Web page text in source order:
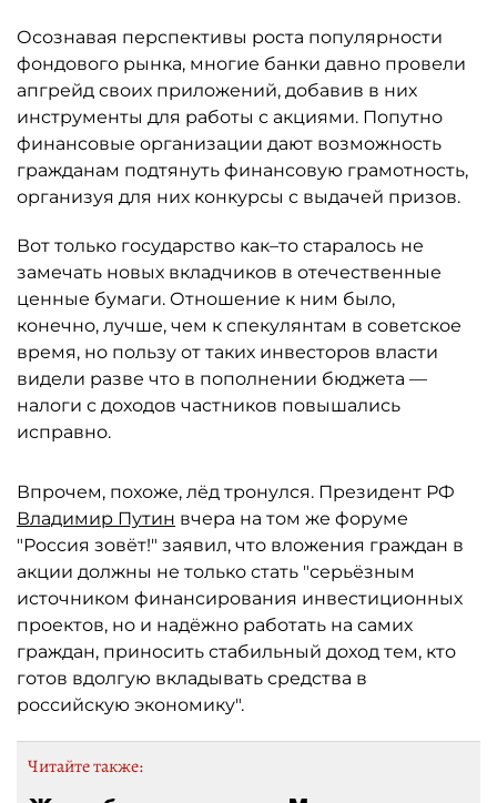
Осознавая перспективы роста популярности
фондового рынка, многие банки давно провели
апгрейд своих приложений, добавив в них
инструменты для работы с акциями. Попутно
финансовые организации дают возможность
гражданам подтянуть финансовую грамотность,
организуя для них конкурсы с выдачей призов.
Вот только государство как–то старалось не
замечать новых вкладчиков в отечественные
ценные бумаги. Отношение к ним было,
конечно, лучше, чем к спекулянтам в советское
время, но пользу от таких инвесторов власти
видели разве что в пополнении бюджета —
налоги с доходов частников повышались
исправно.
Впрочем, похоже, лёд тронулся. Президент РФ
Владимир Путин вчера на том же форуме
"Россия зовёт!" заявил, что вложения граждан в
акции должны не только стать "серьёзным
источником финансирования инвестиционных
проектов, но и надёжно работать на самих
граждан, приносить стабильный доход тем, кто
готов вдолгую вкладывать средства в
российскую экономику".
Читайте также: